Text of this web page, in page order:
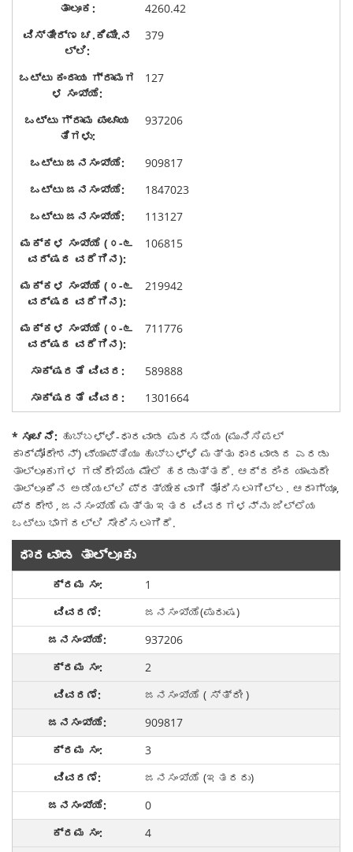
4260.42
379
127
937206
909817
1847023
113127
106815
219942
711776
589888
1301664
* ಸೂಚನೆ: ಹುಬ್ಬಳ್ಳಿ-ಧಾರವಾಡ ಪುರಸಭೆಯ (ಮುನಿಸಿಪಲ್
ಕಾರ್ಪೋರೇಶನ್) ವ್ಯಾಪ್ತಿಯು ಹುಬ್ಬಳ್ಳಿ ಮತ್ತು ಧಾರವಾಡದ ಎರಡು
ತಾಲ್ಲೂಕುಗಳ ಗಡಿರೇಖೆಯ ಮೇಲೆ ಹರಡುತ್ತದೆ. ಆದ್ದರಿಂದ ಯಾವುದೇ
ತಾಲ್ಲೂಕಿನ ಅಡಿಯಲ್ಲಿ ಪ್ರತ್ಯೇಕವಾಗಿ ತೋರಿಸಲಾಗಿಲ್ಲ. ಆದಾಗ್ಯೂ,
ಪ್ರದೇಶ, ಜನಸಂಖ್ಯೆ ಮತ್ತು ಇತರ ವಿವರಗಳನ್ನು ಜಿಲ್ಲೆಯ
ಒಟ್ಟು ಭಾಗದಲ್ಲಿ ಸೇರಿಸಲಾಗಿದೆ.
ಧಾರವಾಡ ತಾಲ್ಲೂಕು
1
ಜನಸಂಖ್ಯೆ(ಪುರುಷ)
937206
2
ಜನಸಂಖ್ಯೆ ( ಸ್ತ್ರೀ )
909817
3
ಜನಸಂಖ್ಯೆ (ಇತರರು)
0
4